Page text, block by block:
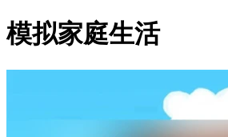
模拟家庭生活